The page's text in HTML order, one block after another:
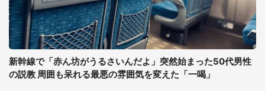
新幹線で「赤ん坊がうるさいんだよ」突然始まった50代男性
の説教 周囲も呆れる最悪の雰囲気を変えた「一喝」